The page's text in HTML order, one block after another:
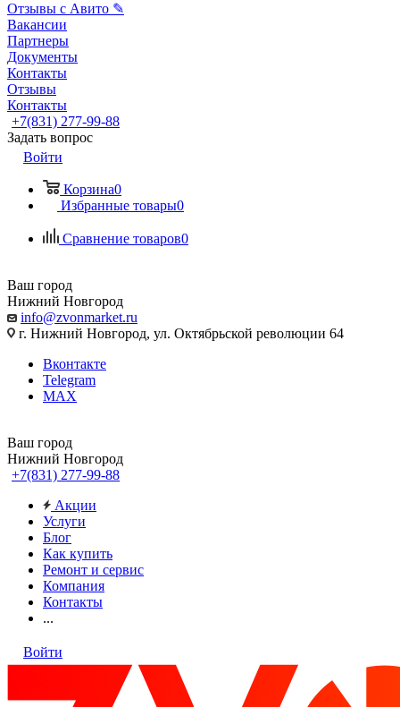
Отзывы с Авито ✎
Вакансии
Партнеры
Документы
Контакты
Отзывы
Контакты
+7(831) 277-99-88
Задать вопрос
Войти
Корзина0
Избранные товары0
Сравнение товаров0
Ваш город
Нижний Новгород
info@zvonmarket.ru
г. Нижний Новгород, ул. Октябрьской революции 64
Вконтакте
Telegram
MAX
Ваш город
Нижний Новгород
+7(831) 277-99-88
Акции
Услуги
Блог
Как купить
Ремонт и сервис
Компания
Контакты
...
Войти